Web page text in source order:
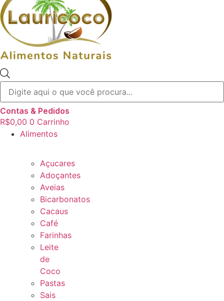
produtos
Contas & Pedidos
R$0,00 0 Carrinho
Alimentos
Açucares
Adoçantes
Aveias
Bicarbonatos
Cacaus
Café
Farinhas
Leite
de
Coco
Pastas
Sais